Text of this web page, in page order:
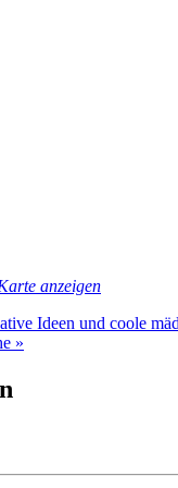
anzeigen
Ideen und coole
»